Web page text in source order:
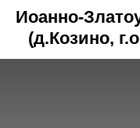
Иоанно-
(д.Козино,